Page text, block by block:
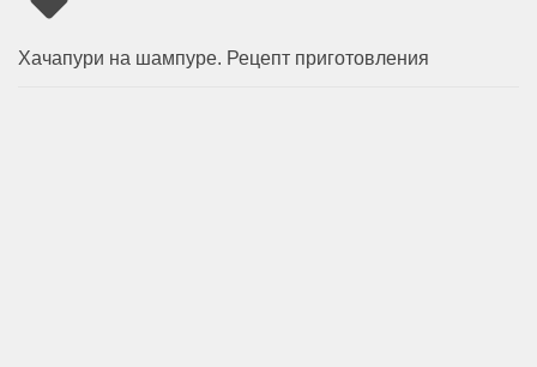
Хачапури на шампуре. Рецепт приготовления